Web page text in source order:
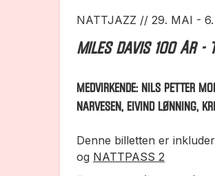
NATTJAZZ // 29. MAI -
MILES DAVIS 100
MEDVIRKENDE: NILS PETTER
NARVESEN, EIVIND LØNNING,
Denne billetten er
og NATTPASS 2